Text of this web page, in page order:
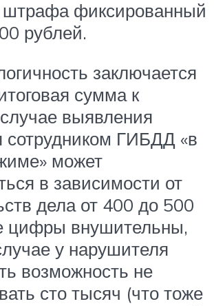
штрафа фиксированный
рублей.
заключается
сумма к
выявления
сотрудником ГИБДД «в
может
в зависимости от
дела от 400 до 500
цифры внушительны,
у нарушителя
возможность не
сто тысяч (что тоже